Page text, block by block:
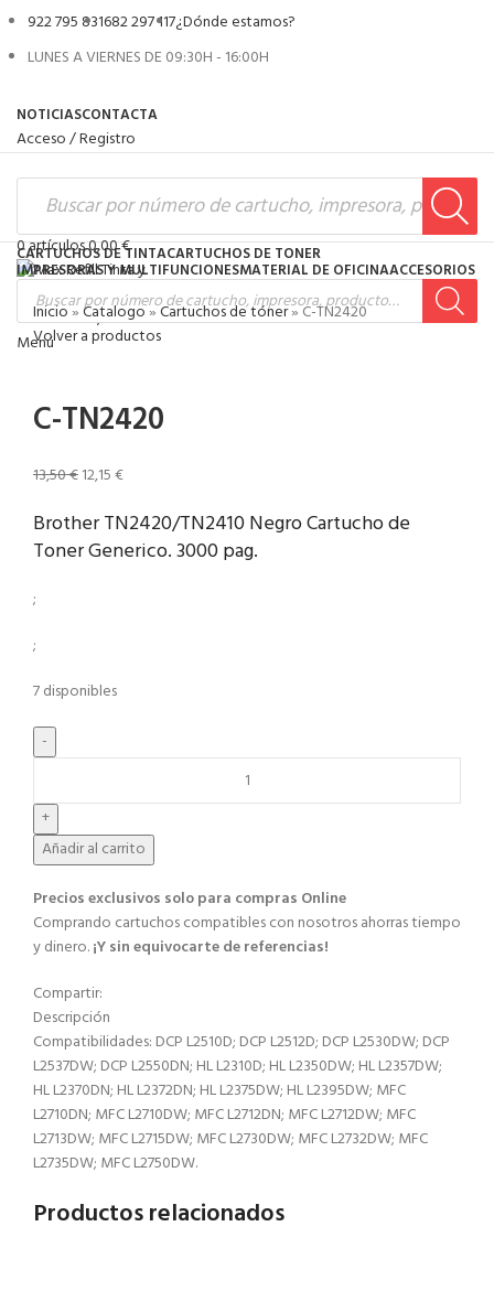
922 795 831682 297 117¿Dónde estamos?
LUNES A VIERNES DE 09:30H - 16:00H
NOTICIASCONTACTA
Acceso / Registro
0artículos0,00€
0artículos0,00€
Menú
CARTUCHOS DE TINTACARTUCHOS DE TONER
IMPRESORAS Y MULTIFUNCIONESMATERIAL DE OFICINAACCESORIOS
Inicio»Catalogo»Cartuchos de tóner»C-TN2420
Volver a productos
C-TN2420
13,50€12,15€
Brother TN2420/TN2410 Negro Cartucho de
Toner Generico. 3000 pag.
;
;
7 disponibles
Añadir al carrito
Precios exclusivos solo para compras Online​
Comprando cartuchos compatibles con nosotros ahorras tiempo
y dinero.¡Y sin equivocarte de referencias!
Compartir:
Descripción
Compatibilidades: DCP L2510D; DCP L2512D; DCP L2530DW; DCP
L2537DW; DCP L2550DN; HL L2310D; HL L2350DW; HL L2357DW;
HL L2370DN; HL L2372DN; HL L2375DW; HL L2395DW; MFC
L2710DN; MFC L2710DW; MFC L2712DN; MFC L2712DW; MFC
L2713DW; MFC L2715DW; MFC L2730DW; MFC L2732DW; MFC
L2735DW; MFC L2750DW.
Productos relacionados